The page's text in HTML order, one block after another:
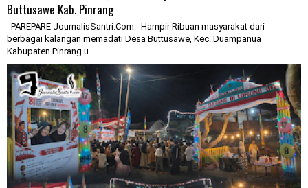
Buttusawe Kab. Pinrang
PAREPARE JournalisSantri.Com - Hampir Ribuan masyarakat dari
berbagai kalangan memadati Desa Buttusawe, Kec. Duampanua
Kabupaten Pinrang u...